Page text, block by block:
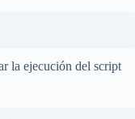
la ejecución del script